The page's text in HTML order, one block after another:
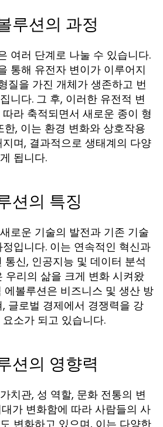
루션의 과정
여러 단계로 나눌 수 있습니다.
통해 유전자 변이가 이루어지
질을 가진 개체가 생존하고 번
니다. 그 후, 이러한 유전적 변
라 축적되면서 새로운 종이 형
한, 이는 환경 변화와 상호작용
며, 결과적으로 생태계의 다양
됩니다.
션의 특징
로운 기술의 발전과 기존 기술
입니다. 이는 연속적인 혁신과
통신, 인공지능 및 데이터 분석
우리의 삶을 크게 변화 시켜왔
에볼루션은 비즈니스 및 생산 방
글로벌 경제에서 경쟁력을 강
소가 되고 있습니다.
션의 영향력
치관, 성 역할, 문화 전통의 변
가 변화함에 따라 사람들의 사
변화하고 있으며, 이는 다양한